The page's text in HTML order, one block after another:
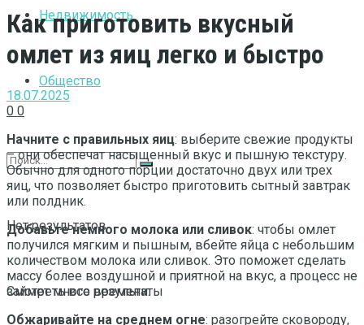
Недвижимость
Общество
Нет результатов
Смотреть все результаты
Как приготовить вкусный
омлет из яиц легко и быстро
18.07.2025
0 0
Начните с правильных яиц: выберите свежие продукты
– они обеспечат насыщенный вкус и пышную текстуру.
Обычно для одного порции достаточно двух или трех
яиц, что позволяет быстро приготовить сытный завтрак
или полдник.
Добавьте немного молока или сливок: чтобы омлет
получился мягким и пышным, вбейте яйца с небольшим
количеством молока или сливок. Это поможет сделать
массу более воздушной и приятной на вкус, а процесс не
займет много времени.
Обжаривайте на среднем огне: разогрейте сковороду,